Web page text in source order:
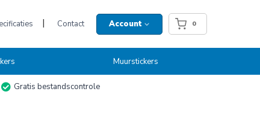
Contact Account 0
Muurstickers
Gratis bestandscontrole